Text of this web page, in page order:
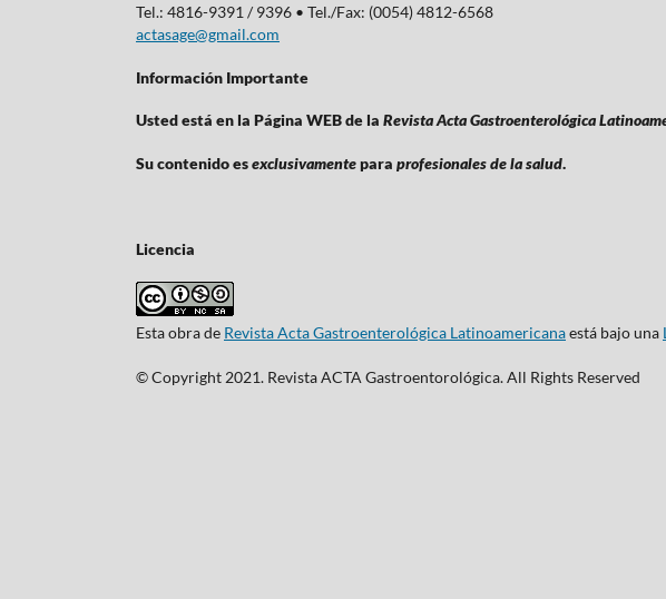
Tel.: 4816-9391 / 9396 • Tel./Fax: (0054) 4812-6568
actasage@gmail.com
Información Importante
Usted está en la Página WEB de la Revista Acta Gastroenterológica
Su contenido esexclusivamentepara profesionales de la salud.
Licencia
Esta obra de Revista Acta Gastroenterológica Latinoamericanaestá bajo una
© Copyright 2021. Revista ACTA Gastroentorológica. All Rights Reserved